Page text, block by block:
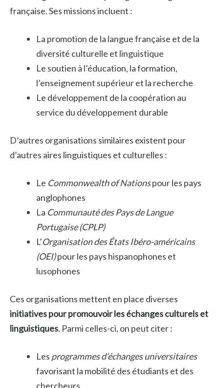
française. Ses missions incluent :
La promotion de la langue française et de la
diversité culturelle et linguistique
Le soutien à l’éducation, la formation,
l’enseignement supérieur et la recherche
Le développement de la coopération au
service du développement durable
D’autres organisations similaires existent pour
d’autres aires linguistiques et culturelles :
Le Commonwealth of Nationspour les pays
anglophones
La Communauté des Pays de Langue
Portugaise (CPLP)
L’Organisation des États Ibéro-américains
(OEI)pour les pays hispanophones et
lusophones
Ces organisations mettent en place diverses
initiatives pour promouvoir les échanges culturels et
linguistiques. Parmi celles-ci, on peut citer :
Les programmes d’échanges universitaires
favorisant la mobilité des étudiants et des
chercheurs